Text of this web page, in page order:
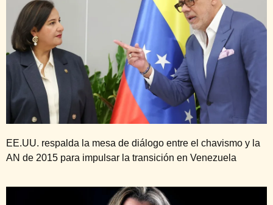
EE.UU. respalda la mesa de diálogo entre el chavismo y la
AN de 2015 para impulsar la transición en Venezuela